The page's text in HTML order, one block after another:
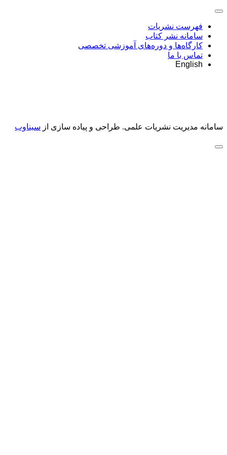
فهرست نشریات
سامانه نشر کتاب
کارگاه‌ها و دوره‌های آموزشی تخصصی
تماس با ما
English
سامانه مدیریت نشریات علمی. طراحی و پیاده سازی از سیناوب